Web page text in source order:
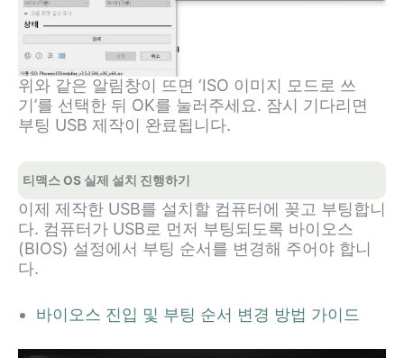
위와 같은 알림창이 뜨면 ‘ISO 이미지 모드로 쓰
기’를 선택한 뒤 OK를 눌러주세요. 잠시 기다리면
부팅 USB 제작이 완료됩니다.
티맥스 OS 실제 설치 진행하기
이제 제작한 USB를 설치할 컴퓨터에 꽂고 부팅합니
다. 컴퓨터가 USB로 먼저 부팅되도록 바이오스
(BIOS) 설정에서 부팅 순서를 변경해 주어야 합니
다.
바이오스 진입 및 부팅 순서 변경 방법 가이드